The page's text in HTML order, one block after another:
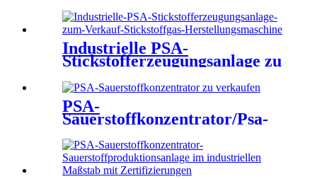
Industrielle PSA-
Stickstofferzeugungsanlage zu
verkaufen. Maschine zur
Herstellung von Stickstoffgas
PSA-
Sauerstoffkonzentrator/Psa-
Psa-Stickstoffgenerator